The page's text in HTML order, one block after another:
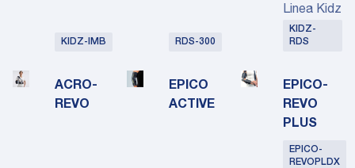
KIDZ-IMB RDS-300
Linea Kidz
KIDZ-
RDS
ACRO-
REVO
EPICO
ACTIVE
EPICO-
REVO
PLUS
EPICO-
REVOPLDX